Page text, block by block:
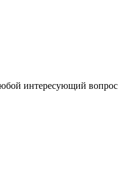
интересующий вопрос